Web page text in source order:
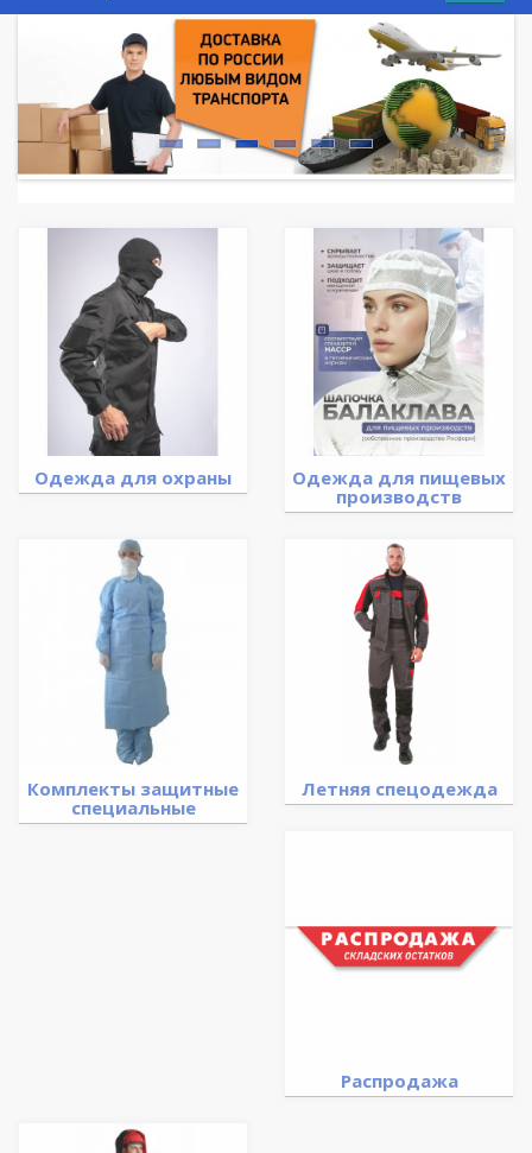
Одежда для охраны
Одежда для пищевых
производств
Комплекты защитные
специальные
Летняя спецодежда
Распродажа